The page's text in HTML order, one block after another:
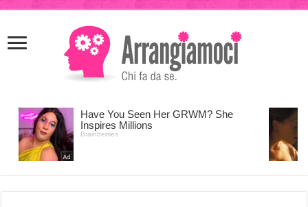
giriş
kingroyal